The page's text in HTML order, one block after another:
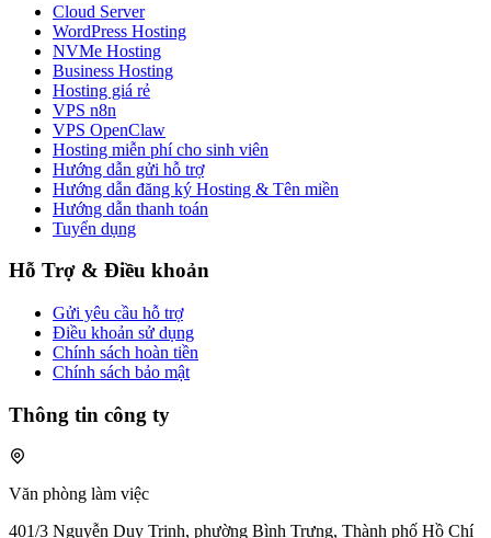
Cloud Server
WordPress Hosting
NVMe Hosting
Business Hosting
Hosting giá rẻ
VPS n8n
VPS OpenClaw
Hosting miễn phí cho sinh viên
Hướng dẫn gửi hỗ trợ
Hướng dẫn đăng ký Hosting & Tên miền
Hướng dẫn thanh toán
Tuyển dụng
Hỗ Trợ & Điều khoản
Gửi yêu cầu hỗ trợ
Điều khoản sử dụng
Chính sách hoàn tiền
Chính sách bảo mật
Thông tin công ty
Văn phòng làm việc
401/3 Nguyễn Duy Trinh, phường Bình Trưng, Thành phố Hồ Chí